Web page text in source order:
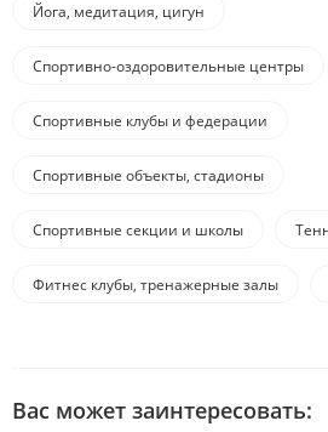
Йога, медитация, цигун
Спортивно-оздоровительные центры
Спортивные клубы и федерации
Спортивные объекты, стадионы
Спортивные секции и школы
Фитнес клубы, тренажерные залы
Вас может заинтересовать: